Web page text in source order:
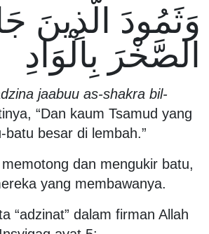
وَثَمُودَ الَّذِينَ
الصَّخْرَ بِالْوَادِ
jaabuu as-shakra bil-
“Dan kaum Tsamud yang
besar di lembah.”
dan mengukir batu,
yang membawanya.
“adzinat” dalam firman Allah